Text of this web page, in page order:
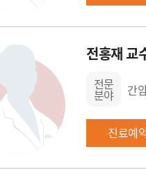
전홍재 교
전문
분야 간
진료예